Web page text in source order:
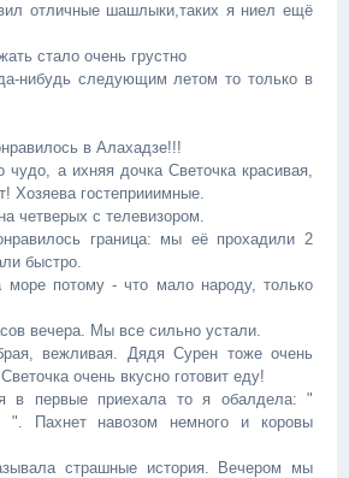
отличные шашлыки,таких я ниел ещё
стало очень грустно
нибудь следующим летом то только в
в Алахадзе!!!
чудо, а ихняя дочка Светочка красивая,
Хозяева гостеприиимные.
четверых с телевизором.
граница: мы её прохадили 2
быстро.
море потому - что мало народу, только
вечера. Мы все сильно устали.
вежливая. Дядя Сурен тоже очень
очень вкусно готовит еду!
в первые приехала то я обалдела: "
". Пахнет навозом немного и коровы
страшные история. Вечером мы